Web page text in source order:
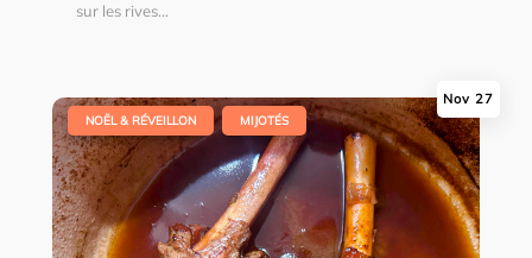
sur les rives...
Nov 27
NOËL & RÉVEILLON MIJOTÉS